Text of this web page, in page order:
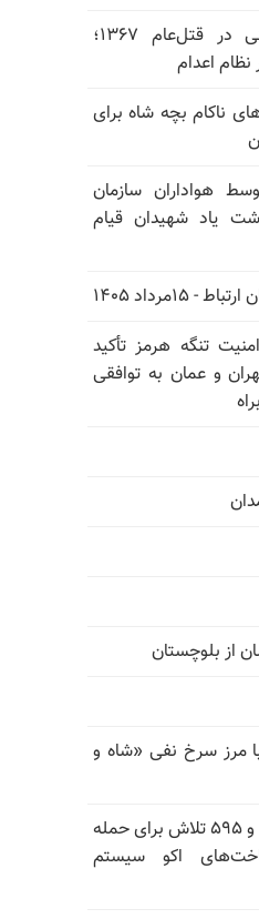
نقش مستقیم خمینی در قتل‌عام ۱۳۶۷؛
اعدام
ناکام بچه شاه برای
هواداران سازمان
یاد شهیدان قیام
۱۴۰۵
تنگه هرمز تأکید
و عمان به توافقی
از بلوچستان
مرز سرخ نفی «شاه و
۱۴ میلیون و ۶۲۸ هزار و ۵۹۵ تلاش برای حمله
اکو سیستم